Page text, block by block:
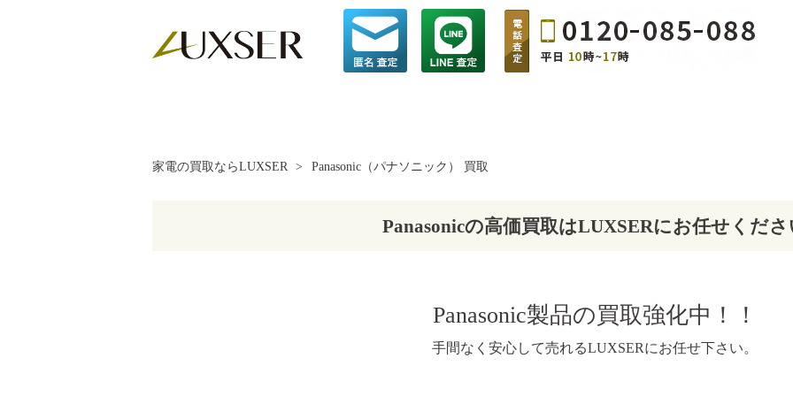
家電の買取ならLUXSER > Panasonic（パナソニック） 買取
Panasonicの高価買取はLUXSERにお任せくださ
Panasonic製品の買取強化中！！
手間なく安心して売れるLUXSERにお任せ下さい。